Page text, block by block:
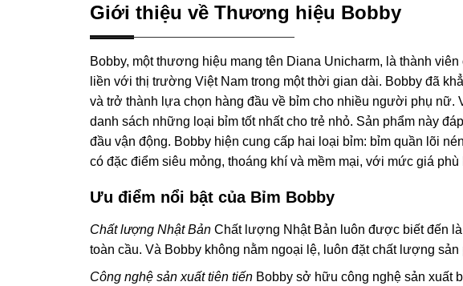
Giới thiệu về Thương hiệu Bobby
Bobby, một thương hiệu mang tên Diana Unicharm, là thành
liền với thị trường Việt Nam trong một thời gian dài. Bobby đã
và trở thành lựa chọn hàng đầu về bỉm cho nhiều người phụ nữ.
danh sách những loại bỉm tốt nhất cho trẻ nhỏ. Sản phẩm này
đầu vận động. Bobby hiện cung cấp hai loại bỉm: bỉm quần lõi
có đặc điểm siêu mỏng, thoáng khí và mềm mại, với mức giá
Ưu điểm nổi bật của Bỉm Bobby
Chất lượng Nhật Bản Chất lượng Nhật Bản luôn được biết đến
toàn cầu. Và Bobby không nằm ngoại lệ, luôn đặt chất lượng
Công nghệ sản xuất tiên tiến Bobby sở hữu công nghệ sản xuất